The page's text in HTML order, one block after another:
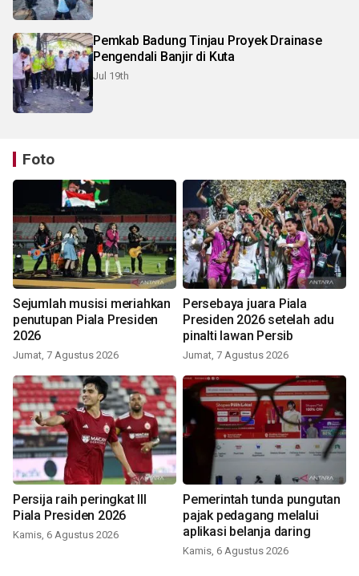
Pemkab Badung Tinjau Proyek Drainase
Pengendali Banjir di Kuta
Jul 19th
Foto
Sejumlah musisi meriahkan
penutupan Piala Presiden
2026
Jumat, 7 Agustus 2026
Persebaya juara Piala
Presiden 2026 setelah adu
pinalti lawan Persib
Jumat, 7 Agustus 2026
Persija raih peringkat III
Piala Presiden 2026
Kamis, 6 Agustus 2026
Pemerintah tunda pungutan
pajak pedagang melalui
aplikasi belanja daring
Kamis, 6 Agustus 2026